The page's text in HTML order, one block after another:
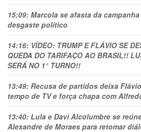
15:09: Marcola se afasta da
desgaste político
14:16: VÍDEO: TRUMP E FLÁVIO SE
QUEDA DO TARIFAÇO AO BRASIL!!
SERÁ NO 1° TURNO!!
13:49: Recusa de partidos deixa
tempo de TV e força chapa com
13:40: Lula e Davi Alcolumbre se
Alexandre de Moraes para retomar